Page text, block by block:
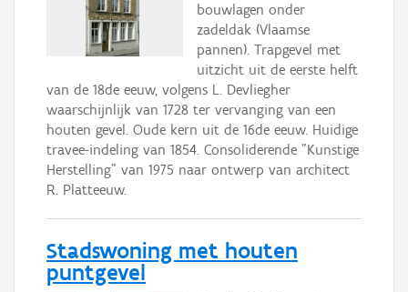
bouwlagen onder
zadeldak (Vlaamse
pannen). Trapgevel met
uitzicht uit de eerste helft
van de 18de eeuw, volgens L. Devliegher
waarschijnlijk van 1728 ter vervanging van een
houten gevel. Oude kern uit de 16de eeuw. Huidige
travee-indeling van 1854. Consoliderende "Kunstige
Herstelling" van 1975 naar ontwerp van architect
R. Platteeuw.
Stadswoning met houten
puntgevel